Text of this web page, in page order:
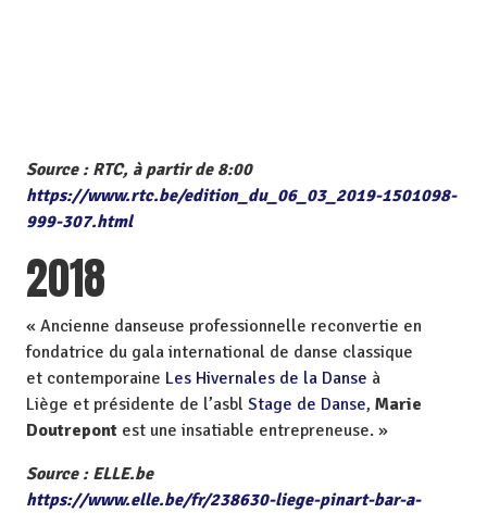
Source : RTC, à partir de 8:00
https://www.rtc.be/edition_du_06_03_2019-1501098-
999-307.html
2018
« Ancienne danseuse professionnelle reconvertie en
fondatrice du gala international de danse classique
et contemporaine Les Hivernales de la Danse à
Liège et présidente de l’asbl Stage de Danse, Marie
Doutrepont est une insatiable entrepreneuse. »
Source : ELLE.be
https://www.elle.be/fr/238630-liege-pinart-bar-a-